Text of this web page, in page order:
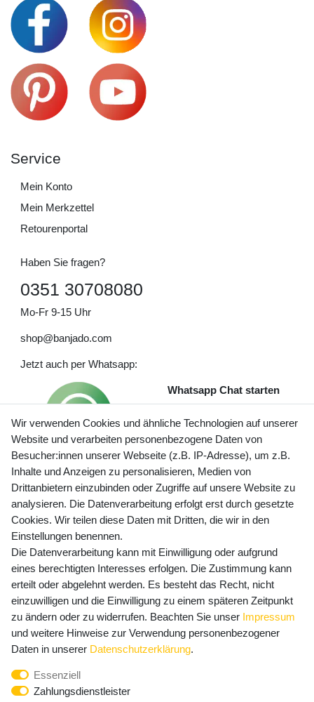
Service
Mein Konto
Mein Merkzettel
Retourenportal
Haben Sie fragen?
0351 30708080
Mo-Fr 9-15 Uhr
shop@banjado.com
Jetzt auch per Whatsapp:
Whatsapp Chat starten
Preisangaben inkl. gesetzl. MwSt. und zzgl. Service- und
Versandkosten
Newsletter Anmeldung - Keine Angebote
mehr verpassen!
E-MAIL **
Newsletter
Honig
Hiermit bestätige ich, dass ich dieDaten­schutz­erklärung
widerrufen.**
Wir verwenden Cookies und ähnliche Technologien auf unserer
Website und verarbeiten personenbezogene Daten von
Besucher:innen unserer Webseite (z.B. IP-Adresse), um z.B.
Inhalte und Anzeigen zu personalisieren, Medien von
Drittanbietern einzubinden oder Zugriffe auf unsere Website zu
analysieren. Die Datenverarbeitung erfolgt erst durch gesetzte
Cookies. Wir teilen diese Daten mit Dritten, die wir in den
Einstellungen benennen.
Die Datenverarbeitung kann mit Einwilligung oder aufgrund
eines berechtigten Interesses erfolgen. Die Zustimmung kann
erteilt oder abgelehnt werden. Es besteht das Recht, nicht
einzuwilligen und die Einwilligung zu einem späteren Zeitpunkt
zu ändern oder zu widerrufen. Beachten Sie unser Impressum
und weitere Hinweise zur Verwendung personenbezogener
Daten in unserer Daten­schutz­erklärung.
Essenziell
Zahlungsdienstleister